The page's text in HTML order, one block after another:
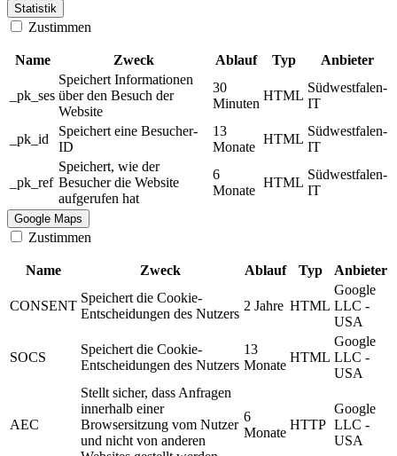
Statistik
Zustimmen
Name Zweck Ablauf Typ Anbieter
_pk_ses
Speichert Informationen
über den Besuch der
Website
30
Minuten
HTML
Südwestfalen-
IT
_pk_id
Speichert eine Besucher-
ID
13
Monate
HTML
Südwestfalen-
IT
_pk_ref
Speichert, wie der
Besucher die Website
aufgerufen hat
6
Monate
HTML
Südwestfalen-
IT
Google Maps
Zustimmen
Name Zweck Ablauf Typ Anbieter
CONSENT
Speichert die Cookie-
Entscheidungen des Nutzers
2 Jahre HTML
Google
LLC -
USA
SOCS
Speichert die Cookie-
Entscheidungen des Nutzers
13
Monate
HTML
Google
LLC -
USA
AEC
Stellt sicher, dass Anfragen
innerhalb einer
Browsersitzung vom Nutzer
und nicht von anderen
6
Monate
HTTP
Google
LLC -
USA